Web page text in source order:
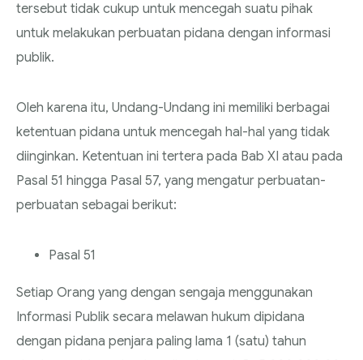
tersebut tidak cukup untuk mencegah suatu pihak
untuk melakukan perbuatan pidana dengan informasi
publik.
Oleh karena itu, Undang-Undang ini memiliki berbagai
ketentuan pidana untuk mencegah hal-hal yang tidak
diinginkan. Ketentuan ini tertera pada Bab XI atau pada
Pasal 51 hingga Pasal 57, yang mengatur perbuatan-
perbuatan sebagai berikut:
Pasal 51
Setiap Orang yang dengan sengaja menggunakan
Informasi Publik secara melawan hukum dipidana
dengan pidana penjara paling lama 1 (satu) tahun